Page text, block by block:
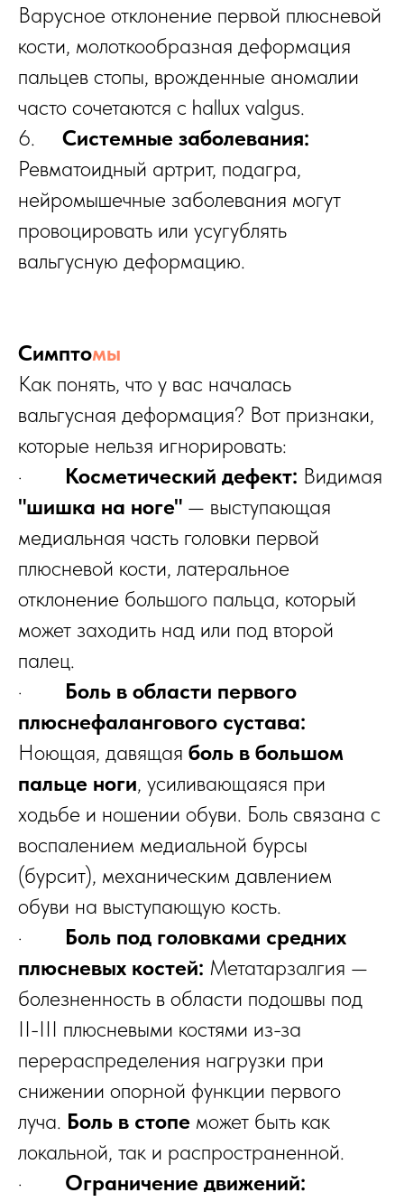
Варусное отклонение первой плюсневой
кости, молоткообразная деформация
пальцев стопы, врожденные аномалии
часто сочетаются с hallux valgus.
6. Системные заболевания:
Ревматоидный артрит, подагра,
нейромышечные заболевания могут
провоцировать или усугублять
вальгусную деформацию.
Симптомы
Как понять, что у вас началась
вальгусная деформация? Вот признаки,
которые нельзя игнорировать:
· Косметический дефект: Видимая
"шишка на ноге" — выступающая
медиальная часть головки первой
плюсневой кости, латеральное
отклонение большого пальца, который
может заходить над или под второй
палец.
· Боль в области первого
плюснефалангового сустава:
Ноющая, давящая боль в большом
пальце ноги, усиливающаяся при
ходьбе и ношении обуви. Боль связана с
воспалением медиальной бурсы
(бурсит), механическим давлением
обуви на выступающую кость.
· Боль под головками средних
плюсневых костей: Метатарзалгия —
болезненность в области подошвы под
II-III плюсневыми костями из-за
перераспределения нагрузки при
снижении опорной функции первого
луча. Боль в стопе может быть как
локальной, так и распространенной.
· Ограничение движений: